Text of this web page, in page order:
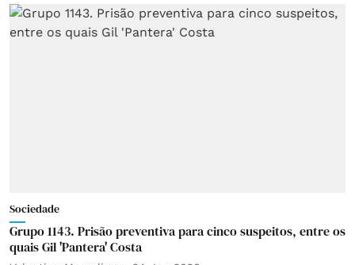
Sociedade
Grupo 1143. Prisão preventiva para cinco suspeitos, entre os
quais Gil 'Pantera' Costa